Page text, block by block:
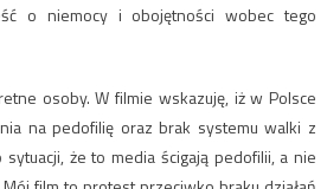
o niemocy i obojętności wobec tego
osoby. W filmie wskazuję, iż w Polsce
na pedofilię oraz brak systemu walki z
że to media ścigają pedofilii, a nie